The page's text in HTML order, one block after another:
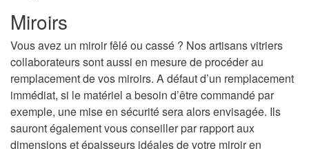
Miroirs
Vous avez un miroir fêlé ou cassé ? Nos artisans vitriers
collaborateurs sont aussi en mesure de procéder au
remplacement de vos miroirs. A défaut d’un remplacement
immédiat, si le matériel a besoin d’être commandé par
exemple, une mise en sécurité sera alors envisagée. Ils
sauront également vous conseiller par rapport aux
dimensions et épaisseurs idéales de votre miroir en